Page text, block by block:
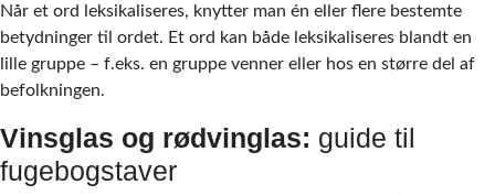
Når et ord leksikaliseres, knytter man én eller flere bestemte
betydninger til ordet. Et ord kan både leksikaliseres blandt en
lille gruppe – f.eks. en gruppe venner eller hos en større del af
befolkningen.
Vinsglas og rødvinglas: guide til
fugebogstaver